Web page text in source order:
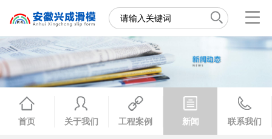
首页 关于我们 工程案例 新闻 联系我们